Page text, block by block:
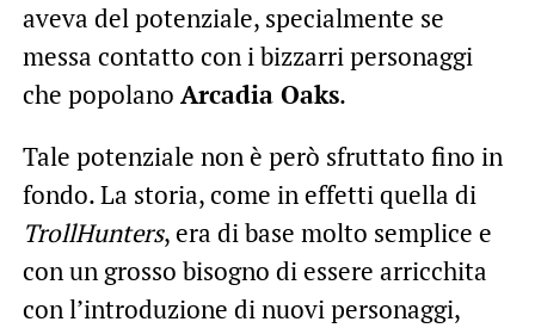
aveva del potenziale, specialmente se
messa contatto con i bizzarri personaggi
che popolano Arcadia Oaks.
Tale potenziale non è però sfruttato fino in
fondo. La storia, come in effetti quella di
TrollHunters, era di base molto semplice e
con un grosso bisogno di essere arricchita
con l’introduzione di nuovi personaggi,